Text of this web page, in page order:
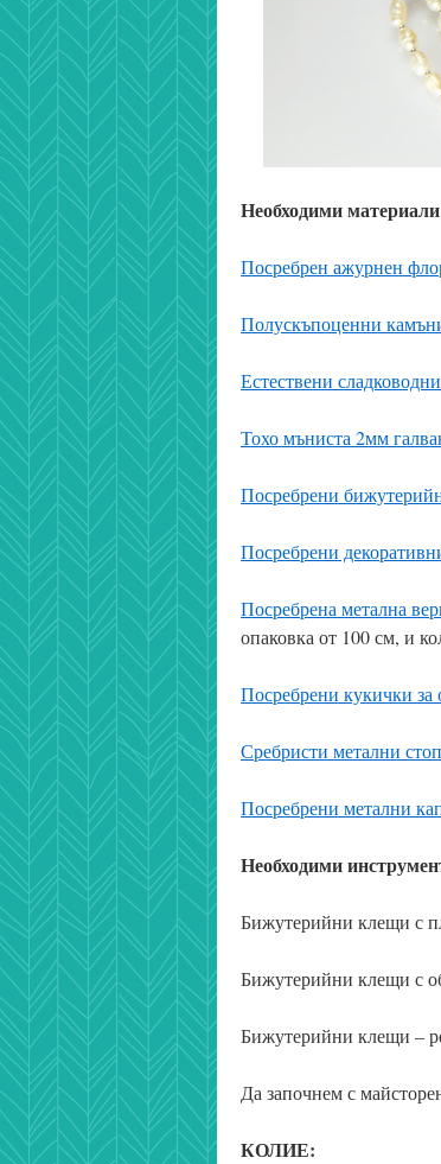
Необходими
Посребрен ажурнен
Полускъпоценни
Естествени
Тохо мъниста 2мм
Посребрени
Посребрени
Посребрена метална
опаковка от 100 см, и
Посребрени кукички
Сребристи метални
Посребрени метални
Необходими
Бижутерийни клещи с
Бижутерийни клещи с
Бижутерийни клещи –
Да започнем с
КОЛИЕ: